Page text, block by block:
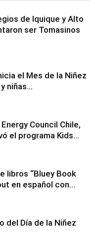
de Iquique y Alto
ser Tomasinos
el Mes de la Niñez
niñas...
Council Chile,
el programa Kids...
libros “Bluey Book
en español con...
del Día de la Niñez